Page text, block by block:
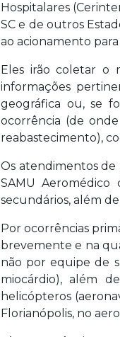
Hospitalares
SC e de outros
ao acionamento
Eles irão coletar o
informações
geográfica ou, se
ocorrência (de
reabastecimento),
Os atendimentos de
SAMU Aeromédico
secundários, além
Por ocorrências
brevemente e na
não por equipe de
miocárdio), além
helicópteros
Florianópolis, no